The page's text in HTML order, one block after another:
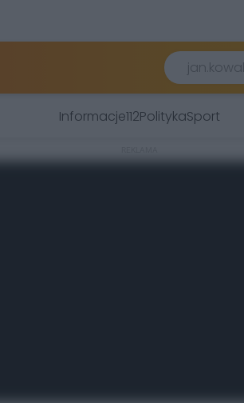
Informacje112PolitykaSport